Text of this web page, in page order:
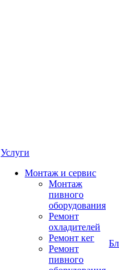
Услуги
Монтаж и сервис
Монтаж
пивного
оборудования
Ремонт
охладителей
Ремонт кег
Ремонт
пивного